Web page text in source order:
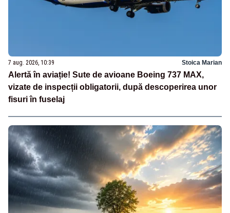
7 aug. 2026, 10:39 Stoica Marian
Alertă în aviație! Sute de avioane Boeing 737 MAX,
vizate de inspecții obligatorii, după descoperirea unor
fisuri în fuselaj